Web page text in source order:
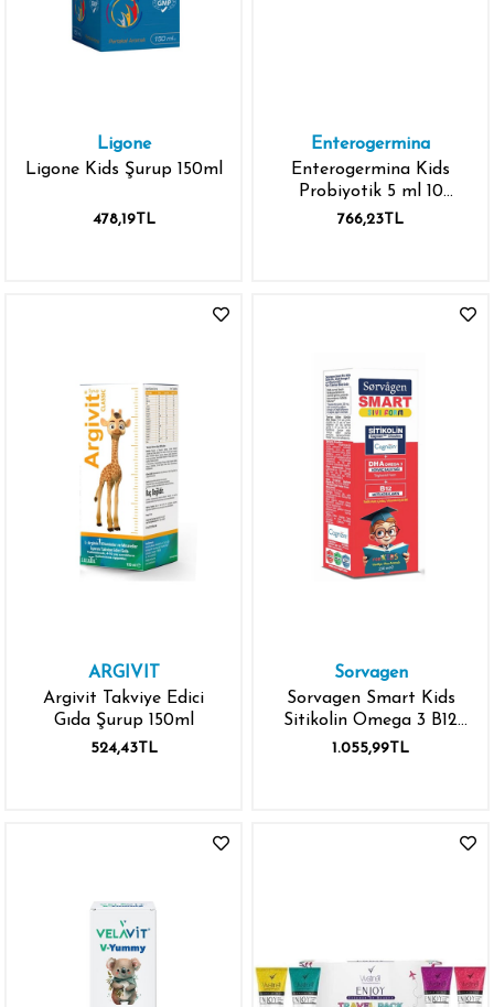
Ligone
Ligone Kids Şurup 150ml
478,19TL
Enterogermina
Enterogermina Kids
Probiyotik 5 ml 10
Flakon
766,23TL
ARGIVIT
Argivit Takviye Edici
Gıda Şurup 150ml
524,43TL
Sorvagen
Sorvagen Smart Kids
Sitikolin Omega 3 B12
150 ml Sıvı
1.055,99TL